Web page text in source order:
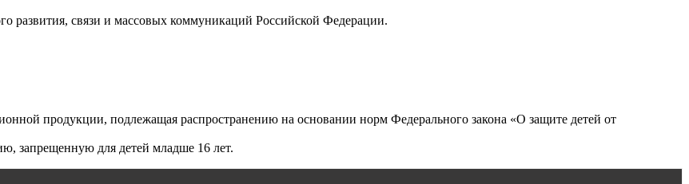
связи и массовых коммуникаций Российской Федерации.
продукции, подлежащая распространению на основании норм Федерального закона «О защите детей от
запрещенную для детей младше 16 лет.